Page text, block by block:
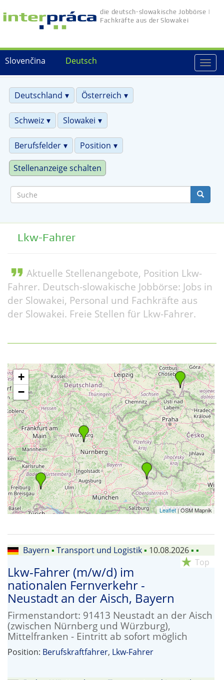
Direkt
zum
Deutsch
Slovenčina
die deutsch-slowakische Jobbörse |
Fachkräfte aus der Slowakei
Deutschland
Österreich
Schweiz Slowakei
Berufsfelder Position
Stellenanzeige schalten
Lkw-Fahrer
format_quote Aktuelle Stellenangebote, Position Lkw-
Fahrer. Deutsch-slowakische Jobbörse: Jobs in
der Slowakei, Personal und Fachkräfte aus
der Slowakei. Freie Stellen für Lkw-Fahrer.
+
−
Leaflet| OSM Mapnik
Bayern ▪ Transport und Logistik▪ 10.08.2026▪ ▪
star_rate Top
Lkw-Fahrer (m/w/d) im
nationalen Fernverkehr -
Neustadt an der Aisch, Bayern
Firmenstandort: 91413 Neustadt an der Aisch
(zwischen Nürnberg und Würzburg),
Mittelfranken - Eintritt ab sofort möglich
Position: Berufskraftfahrer, Lkw-Fahrer